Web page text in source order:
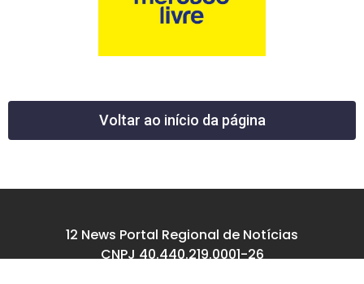
Voltar ao início da página
12 News Portal Regional de Notícias
CNPJ 40.440.219.0001-26